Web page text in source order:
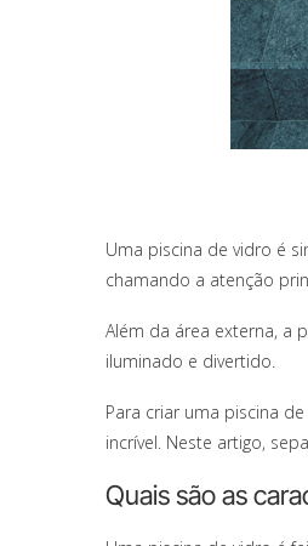
Uma piscina de vidro é
chamando a atenção
Além da área externa, a
iluminado e divertido.
Para criar uma piscina
incrível. Neste artigo,
Quais são as